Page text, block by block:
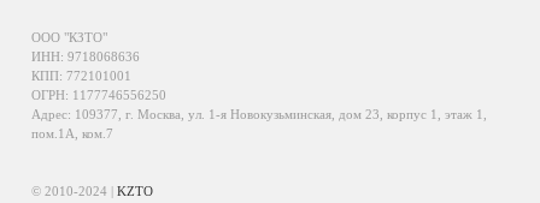
ООО "КЗТО"
ИНН: 9718068636
КПП: 772101001
ОГРН: 1177746556250
Адрес: 109377, г. Москва, ул. 1-я Новокузьминская, дом 23, корпус 1, этаж 1,
пом.1А, ком.7
© 2010-2024 |KZTO